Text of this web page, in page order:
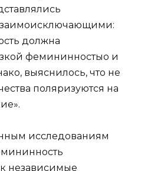
должна
фемининностыо и
выяснилось, что не
поляризуются на
исследованиям
независимые